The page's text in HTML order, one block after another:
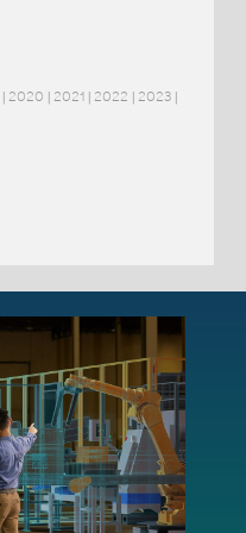
| 2020 | 2021 | 2022 | 2023 |